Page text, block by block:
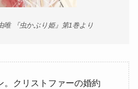
唯 『虫かぶり姫』第1巻より
。クリストファーの婚約